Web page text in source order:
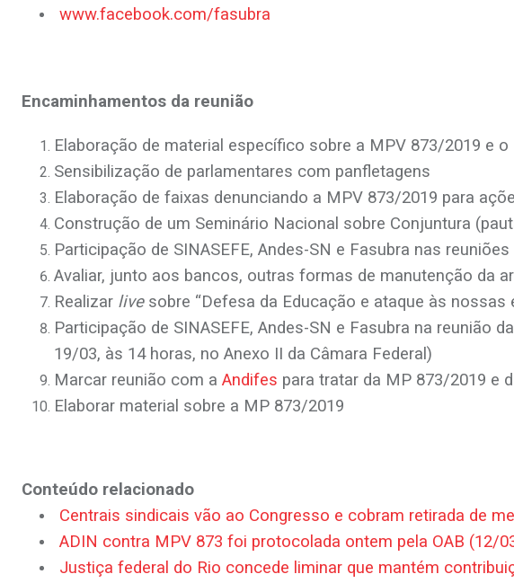
www.facebook.com/fasubra
Encaminhamentos da reunião
Elaboração de material específico sobre a MPV 873/2019 e o
Sensibilização de parlamentares com panfletagens
Elaboração de faixas denunciando a MPV 873/2019 para
Construção de um Seminário Nacional sobre Conjuntura
Participação de SINASEFE, Andes-SN e Fasubra nas
Avaliar, junto aos bancos, outras formas de manutenção da
Realizar livesobre “Defesa da Educação e ataque às nossas
Participação de SINASEFE, Andes-SN e Fasubra na
19/03, às 14 horas, no Anexo II da Câmara Federal)
Marcar reunião com a Andifes para tratar da MP 873/2019 e
Elaborar material sobre a MP 873/2019
Conteúdo relacionado
Centrais sindicais vão ao Congresso e cobram retirada de
ADIN contra MPV 873 foi protocolada ontem pela OAB (12/
Justiça federal do Rio concede liminar que mantém